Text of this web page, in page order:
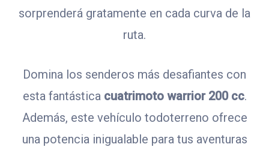
sorprenderá gratamente en cada curva de la
ruta.
Domina los senderos más desafiantes con
esta fantástica cuatrimoto warrior 200 cc.
Además, este vehículo todoterreno ofrece
una potencia inigualable para tus aventuras